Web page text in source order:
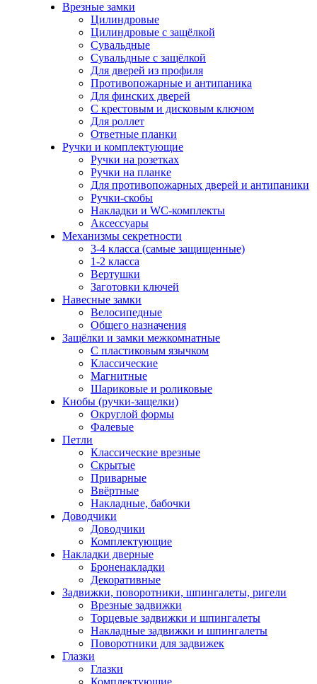
Врезные замки
Цилиндровые
Цилиндровые с защёлкой
Сувальдные
Сувальдные с защёлкой
Для дверей из профиля
Противопожарные и антипаника
Для финских дверей
С крестовым и дисковым ключом
Для роллет
Ответные планки
Ручки и комплектующие
Ручки на розетках
Ручки на планке
Для противопожарных дверей и антипаники
Ручки-скобы
Накладки и WC-комплекты
Аксессуары
Механизмы секретности
3-4 класса (самые защищенные)
1-2 класса
Вертушки
Заготовки ключей
Навесные замки
Велосипедные
Общего назначения
Защёлки и замки межкомнатные
С пластиковым язычком
Классические
Магнитные
Шариковые и роликовые
Кнобы (ручки-защелки)
Округлой формы
Фалевые
Петли
Классические врезные
Скрытые
Приварные
Ввёртные
Накладные, бабочки
Доводчики
Доводчики
Комплектующие
Накладки дверные
Броненакладки
Декоративные
Задвижки, поворотники, шпингалеты, ригели
Врезные задвижки
Торцевые задвижки и шпингалеты
Накладные задвижки и шпингалеты
Поворотники для задвижек
Глазки
Глазки
Комплектующие